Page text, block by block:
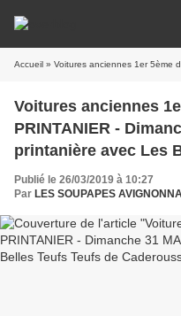
Accueil » Voitures anciennes 1er 5ème dimanche PRINTANIER -
Voitures anciennes
PRINTANIER - Dimanche
printanière avec Les Belles Teufs Teufs de
Caderousse
Publié le 26/03/2019 à 10:27
Par LES SOUPAPES